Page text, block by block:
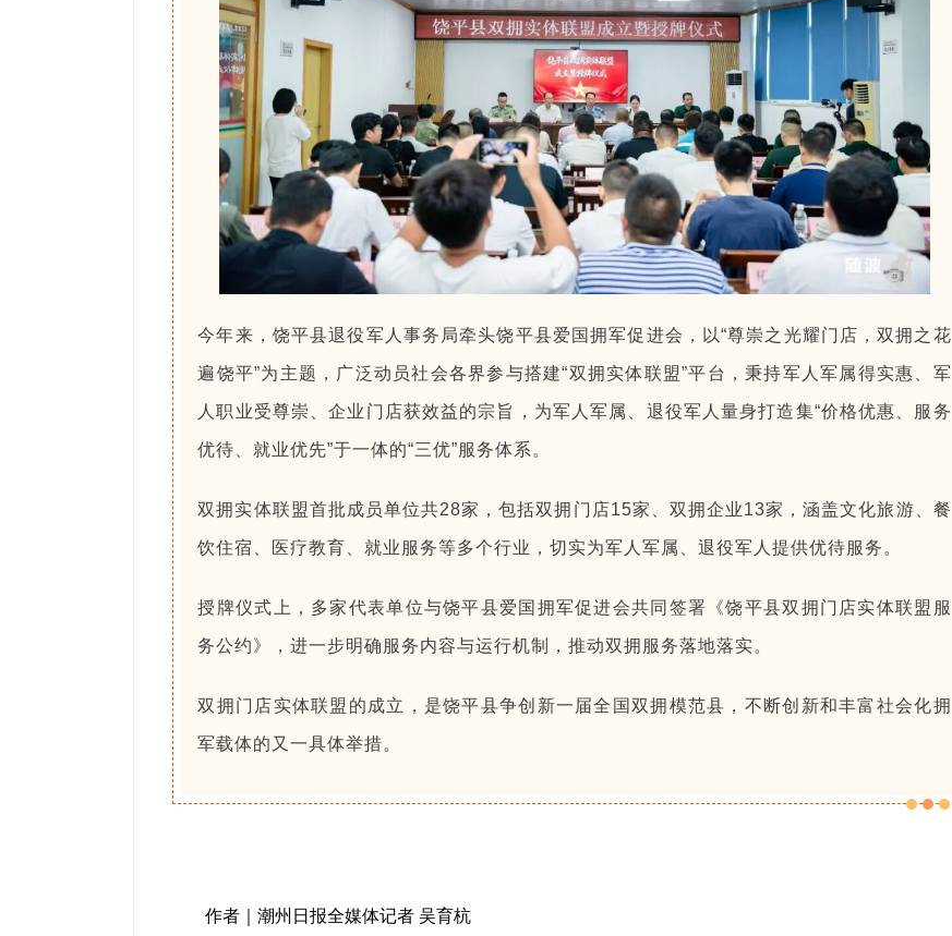
今年来，饶平县退役军人事务局牵头饶平县爱国拥军促进会，以“尊崇之光耀门店，双拥之花
遍饶平”为主题，广泛动员社会各界参与搭建“双拥实体联盟”平台，秉持军人军属得实惠、军
人职业受尊崇、企业门店获效益的宗旨，为军人军属、退役军人量身打造集“价格优惠、服务
优待、就业优先”于一体的“三优”服务体系。
双拥实体联盟首批成员单位共28家，包括双拥门店15家、双拥企业13家，涵盖文化旅游、餐
饮住宿、医疗教育、就业服务等多个行业，切实为军人军属、退役军人提供优待服务。
授牌仪式上，多家代表单位与饶平县爱国拥军促进会共同签署《饶平县双拥门店实体联盟服
务公约》，进一步明确服务内容与运行机制，推动双拥服务落地落实。
双拥门店实体联盟的成立，是饶平县争创新一届全国双拥模范县，不断创新和丰富社会化拥
军载体的又一具体举措。
作者｜潮州日报全媒体记者 吴育杭